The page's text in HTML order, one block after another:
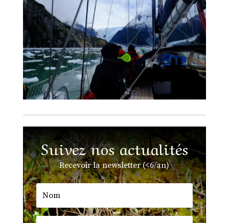
Suivez nos actualités
Recevoir la newsletter (<6/an)